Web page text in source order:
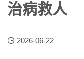
治病救人
2026-06-22